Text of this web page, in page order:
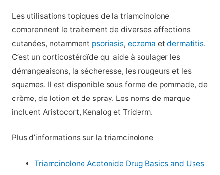
Les utilisations topiques de la triamcinolone
comprennent le traitement de diverses affections
cutanées, notamment psoriasis, eczema et dermatitis.
C’est un corticostéroïde qui aide à soulager les
démangeaisons, la sécheresse, les rougeurs et les
squames. Il est disponible sous forme de pommade, de
crème, de lotion et de spray. Les noms de marque
incluent Aristocort, Kenalog et Triderm.
Plus d’informations sur la triamcinolone
Triamcinolone Acetonide Drug Basics and Uses